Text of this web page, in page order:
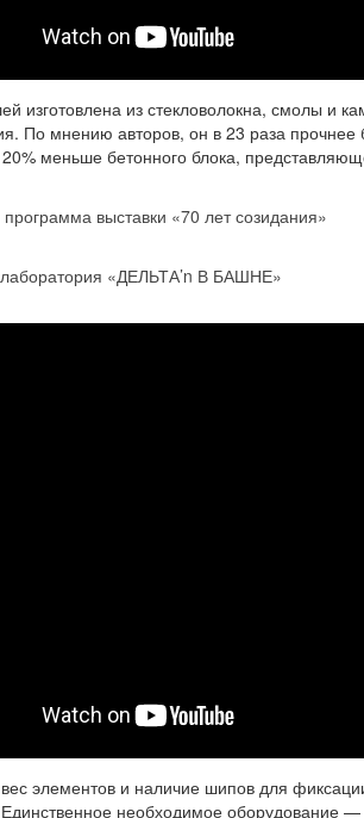
изготовлена ​​из стекловолокна, смолы и
По мнению авторов, он в 23 раза
меньше бетонного блока,
выставки «70 лет созидания»
лаборатория «ДЕЛЬТА’n В БАШНЕ»
элементов и наличие шипов для
Единственное необходимое оборудование